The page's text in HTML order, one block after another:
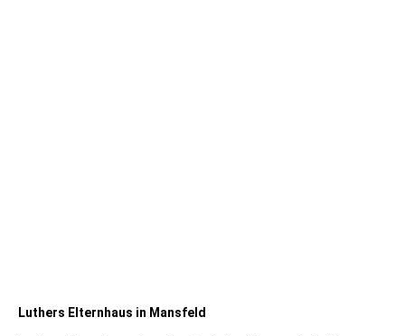
Luthers Elternhaus in Mansfeld